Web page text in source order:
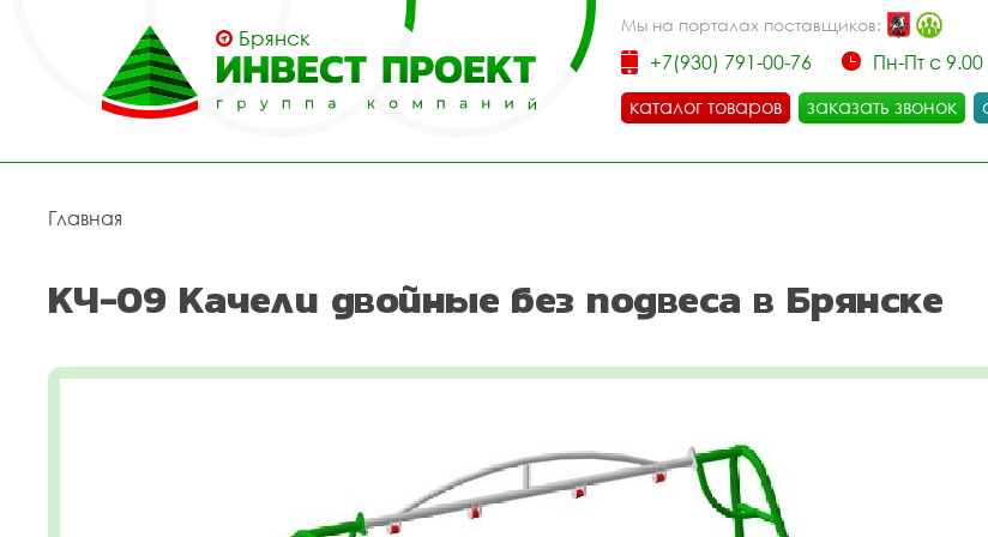
Брянск
Мы на порталах поставщиков:
+7(930) 791-00-76
Пн-Пт с
каталог товаров
заказать звонок
Главная
КЧ-09 Качели двойные без подвеса в Брянске